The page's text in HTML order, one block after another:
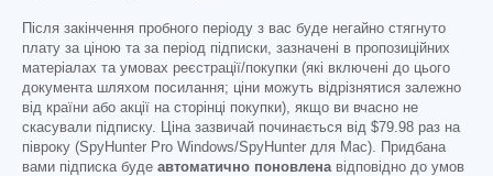
Після закінчення пробного періоду з вас буде негайно стягнуто
плату за ціною та за період підписки, зазначені в пропозиційних
матеріалах та умовах реєстрації/покупки (які включені до цього
документа шляхом посилання; ціни можуть відрізнятися залежно
від країни або акції на сторінці покупки), якщо ви вчасно не
скасували підписку. Ціна зазвичай починається від $79.98 раз на
півроку (SpyHunter Pro Windows/SpyHunter для Mac). Придбана
вами підписка буде автоматично поновленавідповідно до умов